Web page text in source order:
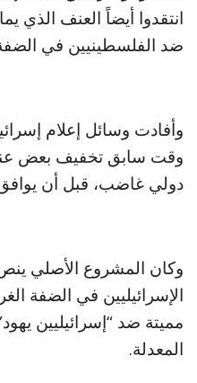
انتقدوا أيضاً العنف الذي
ضد الفلسطينيين في الضفة
وأفادت وسائل إعلام
وقت سابق تخفيف بعض
دولي غاضب، قبل أن
وكان المشروع الأصلي
الإسرائيليين في الضفة
مميتة ضد “إسرائيليين
المعدلة.